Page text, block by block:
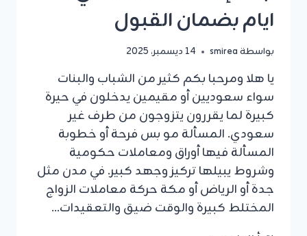
ايام بضمان القبول
بواسطةsmirea 14 ديسمبر، 2025
يا هلا ومرحبا بكم كثير من الشباب والبنات
سواء سعوديين أو مقيمين يدخلون في حيرة
كبيرة لما يقررون يتزوجون من طرف غير
سعودي. المسألة مو بس فرحة أو خطوبة
المسألة فيها أوراق ومعاملات حكومية
وشروط يبيلها تركيز وجهد كبير. في مدن مثل
جدة أو الرياض أو مكة حركة معاملات الزواج
المختلط كبيرة والوقت ضيق والتعقيدات…